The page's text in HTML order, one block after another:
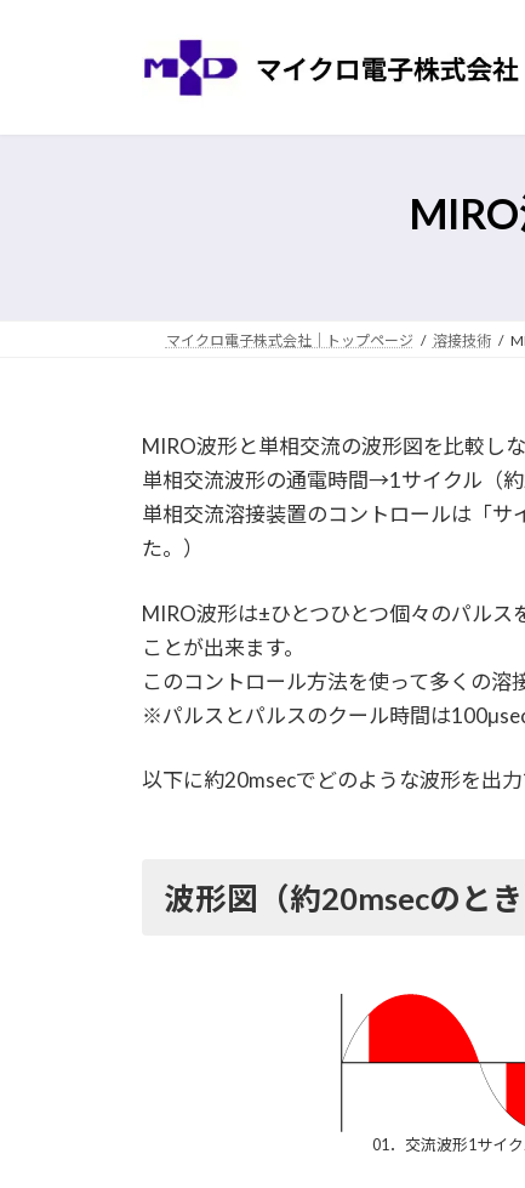
ツ
シ
マイクロ電子株式会社｜トップページ 溶接技術
MIRO波形と単相交流の波形図を比較し
単相交流波形の通電時間→1サイクル（
単相交流溶接装置のコントロールは「サ
た。）
MIRO波形は±ひとつひとつ個々のパル
ことが出来ます。
このコントロール方法を使って多くの溶
※パルスとパルスのクール時間は
以下に約20msecでどのような波形を出
波形図（約20msecのとき
01．交流波形1サイ